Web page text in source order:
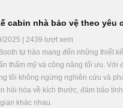
cabin nhà bảo vệ theo yêu
2025 | 2439 lượt xem
tự hào mang đến những thiết
thẩm mỹ và công năng tối ưu. Với
tôi không ngừng nghiên cứu và
hài hòa về kích thước, đảm bảo
khác nhau.